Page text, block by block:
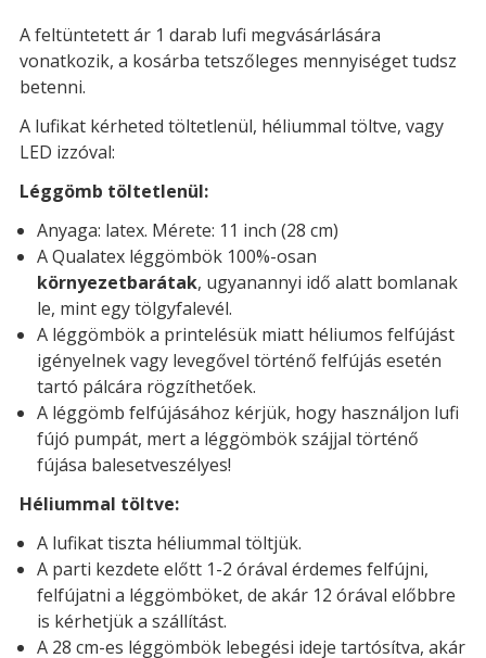
A feltüntetett ár 1 darab lufi megvásárlására
vonatkozik, a kosárba tetszőleges mennyiséget tudsz
betenni.
A lufikat kérheted töltetlenül, héliummal töltve, vagy
LED izzóval:
Léggömb töltetlenül:
Anyaga: latex. Mérete: 11 inch (28 cm)
A Qualatex léggömbök 100%-osan
környezetbarátak, ugyanannyi idő alatt bomlanak
le, mint egy tölgyfalevél.
A léggömbök a printelésük miatt héliumos felfújást
igényelnek vagy levegővel történő felfújás esetén
tartó pálcára rögzíthetőek.
A léggömb felfújásához kérjük, hogy használjon lufi
fújó pumpát, mert a léggömbök szájjal történő
fújása balesetveszélyes!
Héliummal töltve:
A lufikat tiszta héliummal töltjük.
A parti kezdete előtt 1-2 órával érdemes felfújni,
felfújatni a léggömböket, de akár 12 órával előbbre
is kérhetjük a szállítást.
A 28 cm-es léggömbök lebegési ideje tartósítva, akár